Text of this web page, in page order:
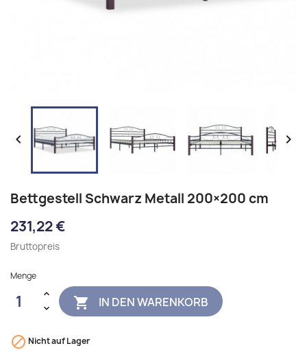
 
Bettgestell Schwarz Metall 200×200 cm
231,22 €
Bruttopreis
Menge
 IN DEN WARENKORB
 Nicht auf Lager